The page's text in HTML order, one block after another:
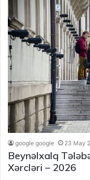
google google 23 May
Beynəlxalq
Xərcləri – 2026